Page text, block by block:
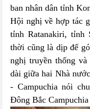
ban nhân dân tỉnh
Hội nghị về hợp tác
tỉnh Ratanakiri, tỉnh
thời cũng là dịp để g
nghị truyền thống
dài giữa hai Nhà nước
- Campuchia nói
Đông Bắc